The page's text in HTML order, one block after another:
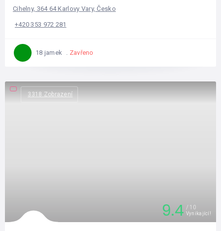
Cihelny, 364 64 Karlovy Vary, Česko
+420 353 972 281
18 jamek Zavřeno
3318 Zobrazení
9.4 10
Vynikající!